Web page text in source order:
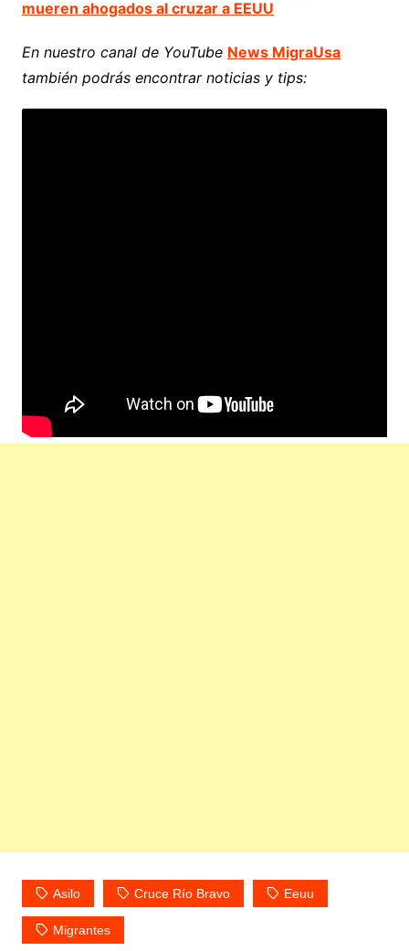
mueren ahogados al cruzar a EEUU
En nuestro canal de YouTube News MigraUsa
también podrás encontrar noticias y tips:
Asilo Cruce Río Bravo Eeuu
Migrantes